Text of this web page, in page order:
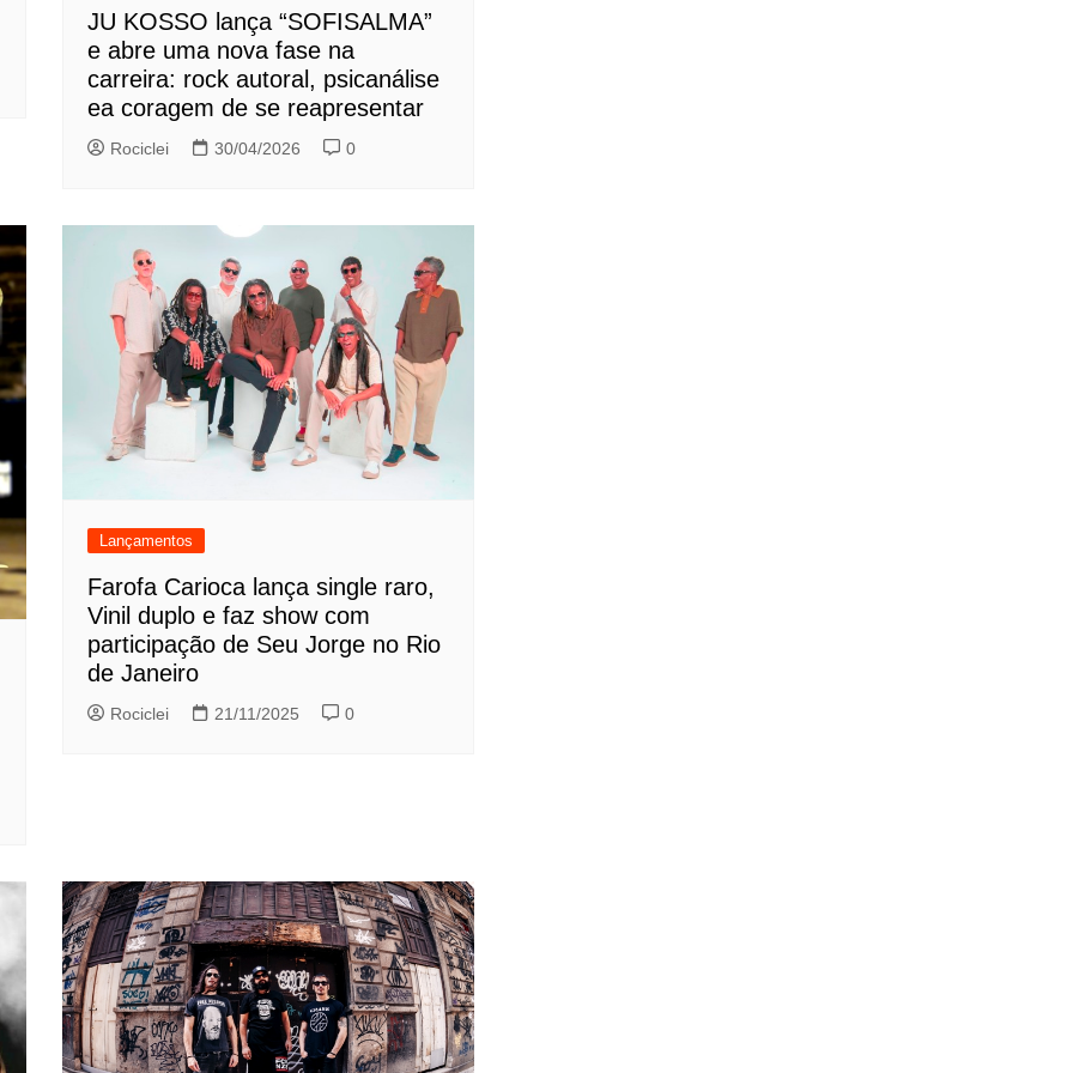
JU KOSSO lança “SOFISALMA”
e abre uma nova fase na
carreira: rock autoral, psicanálise
ea coragem de se reapresentar
Rociclei 30/04/2026 0
Lançamentos
Farofa Carioca lança single raro,
Vinil duplo e faz show com
participação de Seu Jorge no Rio
de Janeiro
Rociclei 21/11/2025 0